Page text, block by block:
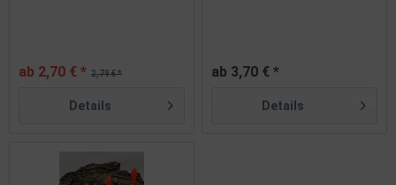
2,79 € *
ab 2,70 € *
Details
ab 3,70 € *
Details